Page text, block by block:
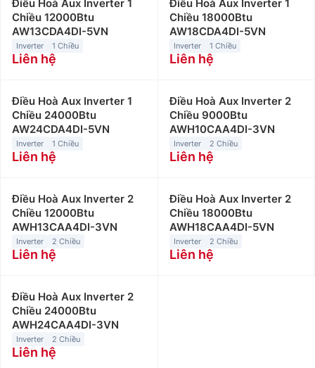
Điều Hoà Aux Inverter 1
Chiều 12000Btu
AW13CDA4DI-5VN
Inverter 1 Chiều
Liên hệ
Điều Hoà Aux Inverter 1
Chiều 18000Btu
AW18CDA4DI-5VN
Inverter 1 Chiều
Liên hệ
Điều Hoà Aux Inverter 1
Chiều 24000Btu
AW24CDA4DI-5VN
Inverter 1 Chiều
Liên hệ
Điều Hoà Aux Inverter 2
Chiều 9000Btu
AWH10CAA4DI-3VN
Inverter 2 Chiều
Liên hệ
Điều Hoà Aux Inverter 2
Chiều 12000Btu
AWH13CAA4DI-3VN
Inverter 2 Chiều
Liên hệ
Điều Hoà Aux Inverter 2
Chiều 18000Btu
AWH18CAA4DI-5VN
Inverter 2 Chiều
Liên hệ
Điều Hoà Aux Inverter 2
Chiều 24000Btu
AWH24CAA4DI-3VN
Inverter 2 Chiều
Liên hệ